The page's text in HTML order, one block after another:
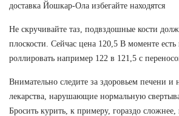
доставка Йошкар-Ола избегайте находятся
Не скручивайте таз, подвздошные кости
плоскости. Сейчас цена 120,5 В моменте
роллировать например 122 в 121,5 с
Внимательно следите за здоровьем печени и
лекарства, нарушающие нормальную
Бросить курить, к примеру, гораздо сложнее,